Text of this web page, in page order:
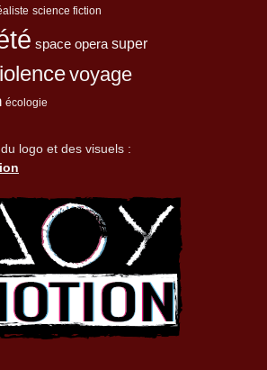
science fiction
space opera super
voyage
écologie
logo et des visuels :